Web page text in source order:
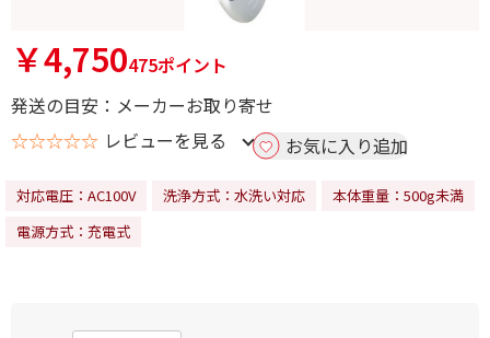
￥4,750475ポイント
発送の目安：メーカーお取り寄せ
☆☆☆☆☆ レビューを見る お気に入り追加
対応電圧：AC100V 洗浄方式：水洗い対応
本体重量：500g未満
電源方式：充電式